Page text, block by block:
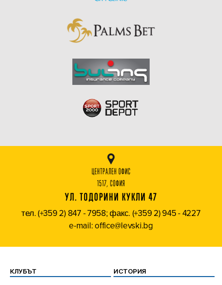
ЦЕНТРАЛЕН ОФИС
1517, СОФИЯ
УЛ. ТОДОРИНИ КУКЛИ 47
тел. (+359 2) 847 - 7958; факс. (+359 2) 945 - 4227
e-mail: office@levski.bg
КЛУБЪТ ИСТОРИЯ